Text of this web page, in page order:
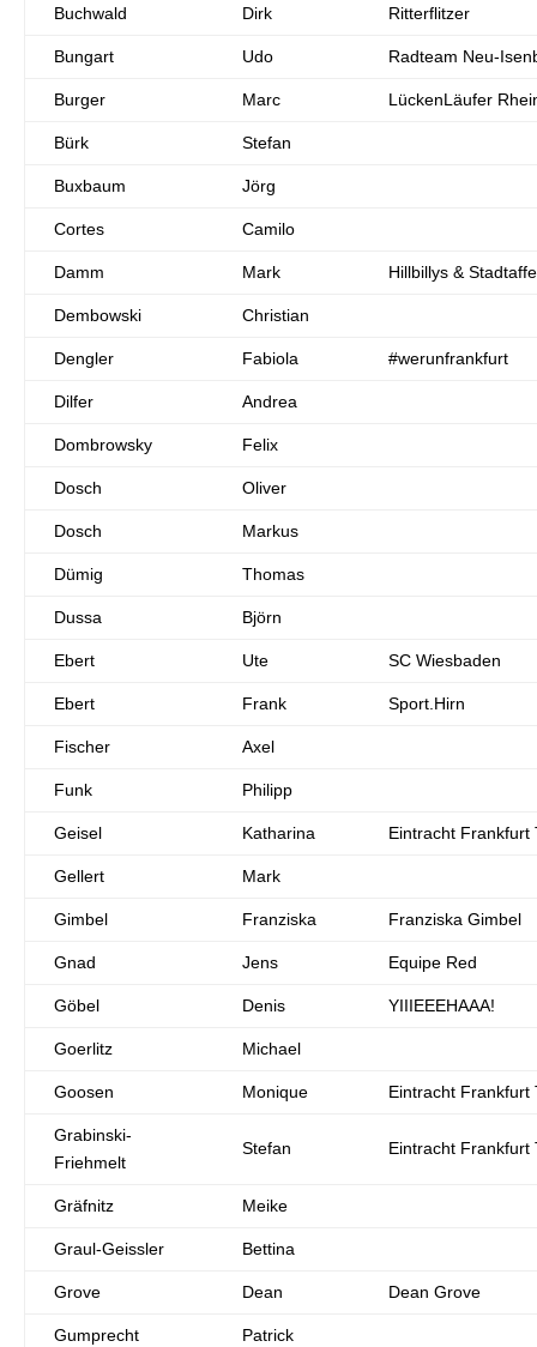
Buchwald Dirk Ritterflitzer
Bungart Udo Radteam Neu-
Burger Marc LückenLäufer
Bürk Stefan
Buxbaum Jörg
Cortes Camilo
Damm Mark Hillbillys &
Dembowski Christian
Dengler Fabiola #werunfrankfurt
Dilfer Andrea
Dombrowsky Felix
Dosch Oliver
Dosch Markus
Dümig Thomas
Dussa Björn
Ebert Ute SC Wiesbaden
Ebert Frank Sport.Hirn
Fischer Axel
Funk Philipp
Geisel Katharina Eintracht Frankfurt
Gellert Mark
Gimbel Franziska Franziska Gimbel
Gnad Jens Equipe Red
Göbel Denis YIIIEEEHAAA!
Goerlitz Michael
Goosen Monique Eintracht Frankfurt
Grabinski-
Friehmelt
Stefan Eintracht Frankfurt
Gräfnitz Meike
Graul-Geissler Bettina
Grove Dean Dean Grove
Gumprecht Patrick